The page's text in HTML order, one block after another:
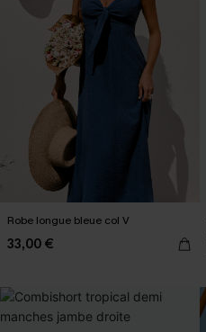
Robe longue bleue col V
33,00 €